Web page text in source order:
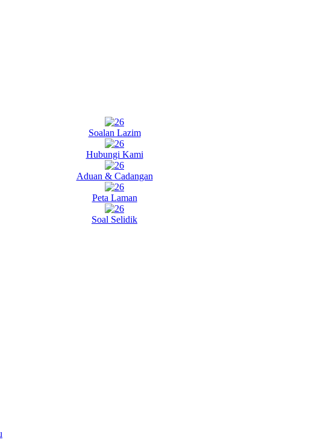
Soalan Lazim
Hubungi Kami
Aduan & Cadangan
Peta Laman
Soal Selidik